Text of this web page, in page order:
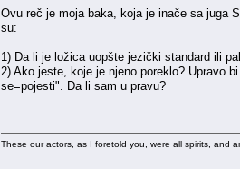
Ovu reč je moja baka, koja je inače sa juga
su:
1) Da li je ložica uopšte jezički standard ili
2) Ako jeste, koje je njeno poreklo? Upravo
se=pojesti". Da li sam u pravu?
These our actors, as I foretold you, were all spirits, and